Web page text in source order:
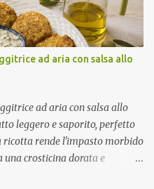
spessore. Preriscalda la
senza sovrapporle.
Lasciale riposare in
2/3 Tempo di preparazione:
15 minuti (3 cotture da 5
ad aria con salsa allo
ad aria con salsa allo
leggero e saporito, perfetto
ricotta rende l'impasto morbido
una crosticina dorata e